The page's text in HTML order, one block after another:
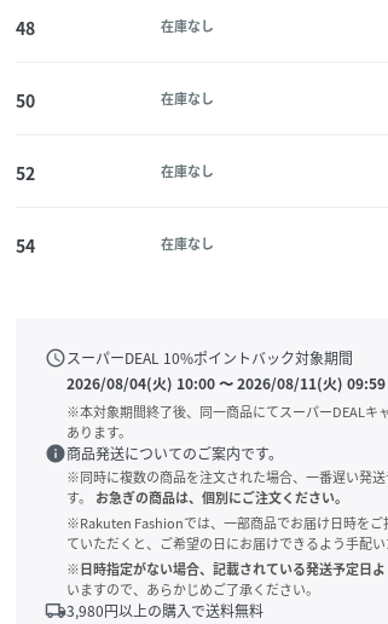
48 在庫なし
50 在庫なし
52 在庫なし
54 在庫なし
scheduleスーパーDEAL 10%ポイントバック対象期間
2026/08/04(火) 10:00〜2026/08/11(火) 09:59
※本対象期間終了後、同一商品にてスーパーDEALキ
あります。
info商品発送についてのご案内です。
※同時に複数の商品を注文された場合、一番遅い発
す。
お急ぎの商品は、個別にご注文ください。
※Rakuten Fashionでは、一部商品でお届け日時をご
ていただくと、ご希望の日にお届けできるよう手配い
※日時指定がない場合、記載されている発送予定日
いますので、あらかじめご了承ください。
local_shipping3,980円以上の購入で送料無料